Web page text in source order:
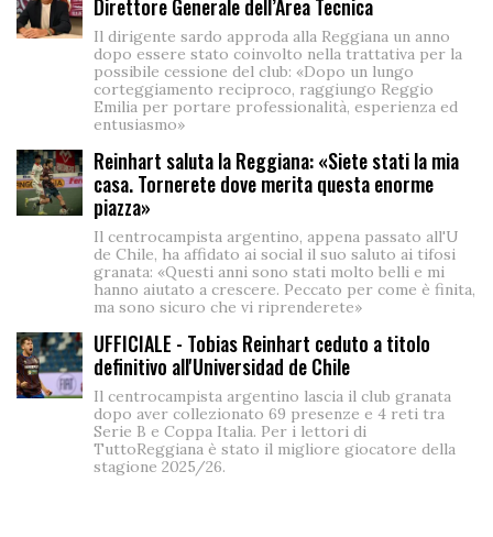
Direttore Generale dell’Area Tecnica
Il dirigente sardo approda alla Reggiana un anno
dopo essere stato coinvolto nella trattativa per la
possibile cessione del club: «Dopo un lungo
corteggiamento reciproco, raggiungo Reggio
Emilia per portare professionalità, esperienza ed
entusiasmo»
Reinhart saluta la Reggiana: «Siete stati la mia
casa. Tornerete dove merita questa enorme
piazza»
Il centrocampista argentino, appena passato all'U
de Chile, ha affidato ai social il suo saluto ai tifosi
granata: «Questi anni sono stati molto belli e mi
hanno aiutato a crescere. Peccato per come è finita,
ma sono sicuro che vi riprenderete»
UFFICIALE - Tobias Reinhart ceduto a titolo
definitivo all'Universidad de Chile
Il centrocampista argentino lascia il club granata
dopo aver collezionato 69 presenze e 4 reti tra
Serie B e Coppa Italia. Per i lettori di
TuttoReggiana è stato il migliore giocatore della
stagione 2025/26.